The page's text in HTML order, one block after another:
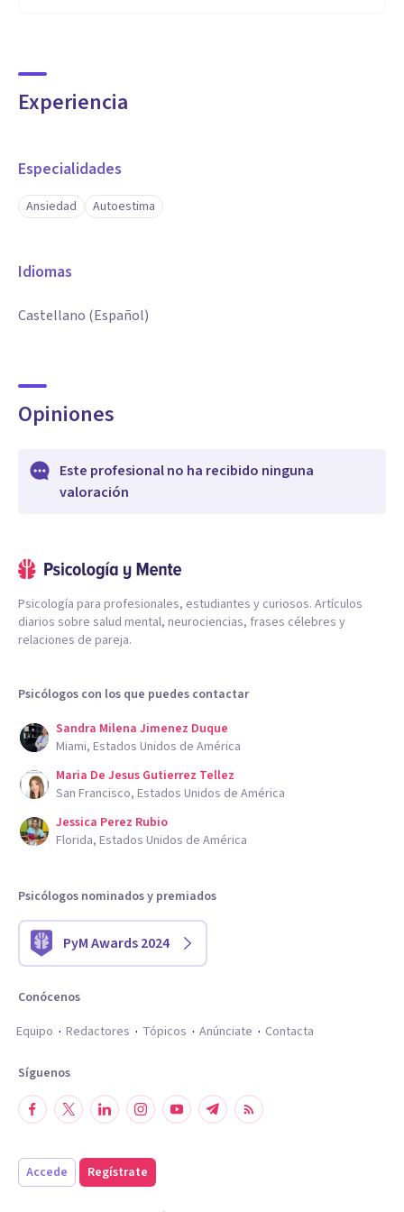
Experiencia
Especialidades
Ansiedad Autoestima
Idiomas
Castellano (Español)
Opiniones
Este profesional no ha recibido ninguna
valoración
Psicología para profesionales, estudiantes y curiosos. Artículos
diarios sobre salud mental, neurociencias, frases célebres y
relaciones de pareja.
Psicólogos con los que puedes contactar
Sandra Milena Jimenez Duque
Miami, Estados Unidos de América
Maria De Jesus Gutierrez Tellez
San Francisco, Estados Unidos de América
Jessica Perez Rubio
Florida, Estados Unidos de América
Psicólogos nominados y premiados
PyM Awards 2024
Conócenos
Equipo
Redactores Tópicos Anúnciate Contacta
Síguenos
Accede Regístrate